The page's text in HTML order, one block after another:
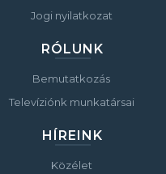
Jogi nyilatkozat
RÓLUNK
Bemutatkozás
Televíziónk munkatársai
HÍREINK
Közélet